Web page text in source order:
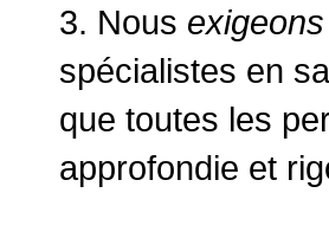
3. Nous exigeons
spécialistes en
que toutes les
approfondie et